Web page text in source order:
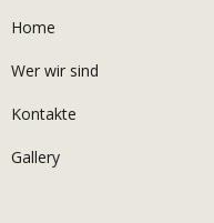
Home
Wer wir sind
Kontakte
Gallery